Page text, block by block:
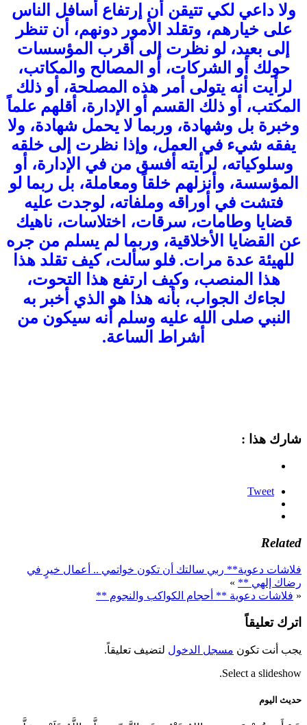
ولا داعي لكي تتيقن أن إرتفاع أسافل الناس
على خيارهم، وتقلد الأمور دونهم، أن تنظر
إلى بعيد، لو نظرت إلى أقرب المؤسسات
حولك أو الشركات، أو المصالح والمكاتب،
لرأيت أنه يتولى أمر هذه المصلحة، أو ذلك
المكتب، أو ذلك القسم أو الإدارة، أقلهم علماً
وخبرة بل وشهادة، وربما لا يحمل شهادة، ولا
يفقه شيء في العمل، وإذا نظرت إلى خلقه
وسلوكياته، لرأيته أفسق من في الإدارة، أو
المؤسسة، وأنزلهم خلقاً ومعاملة، بل ربما لو
فتشت في أوراقه وملفاته، لوجدت عليه
قضايا وطامات، سرقات، اختلاسات، ناهيك
عن القضايا الأخلاقية، وربما لم يسلم من جره
للهيئة عدة مرات. فلو سألت، كيف تقلد هذا
هذا المنصب، وكيف ارتفع هذا التحوت،
لجاءك الجواب، بأنه هذا هو الذي أخبر به
النبي صلى الله عليه وسلم أنه سيكون من
أشراط الساعة.
شارك هذا :
Tweet
Related
فلاشات دعوية** ربي سالتك أن تكون خواتمي .. أعمال خيرٍ في
رضاك إلهي ** »
« فلاشات دعوية ** أحجام الكواكب والنجوم **
اترك تعليقاً
يجب أنت تكون مسجل الدخول لتضيف تعليقاً.
Select a slideshow.
حديث اليوم